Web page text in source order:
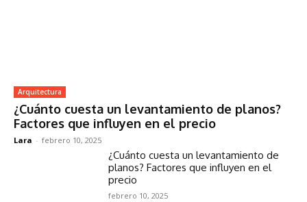
Arquitectura
¿Cuánto cuesta un levantamiento de planos?
Factores que influyen en el precio
Lara - febrero 10, 2025
¿Cuánto cuesta un levantamiento de
planos? Factores que influyen en el
precio
febrero 10, 2025